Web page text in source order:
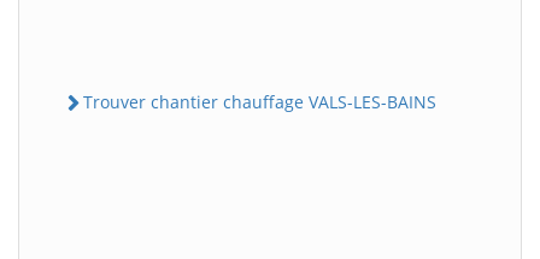
Trouver chantier chauffage VALS-LES-BAINS